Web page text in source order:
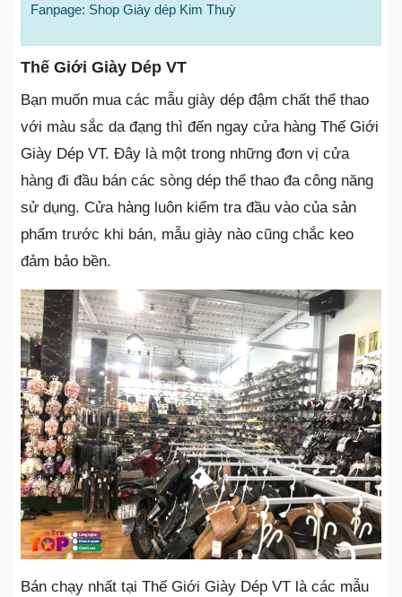
Fanpage: Shop Giày dép Kim Thuỳ
Thế Giới Giày Dép VT
Bạn muốn mua các mẫu giày dép đậm chất thể thao
với màu sắc da đạng thì đến ngay cửa hàng Thế Giới
Giày Dép VT. Đây là một trong những đơn vị cửa
hàng đi đầu bán các sòng dép thể thao đa công năng
sử dụng. Cửa hàng luôn kiểm tra đầu vào của sản
phẩm trước khi bán, mẫu giày nào cũng chắc keo
đảm bảo bền.
Bán chạy nhất tại Thế Giới Giày Dép VT là các mẫu